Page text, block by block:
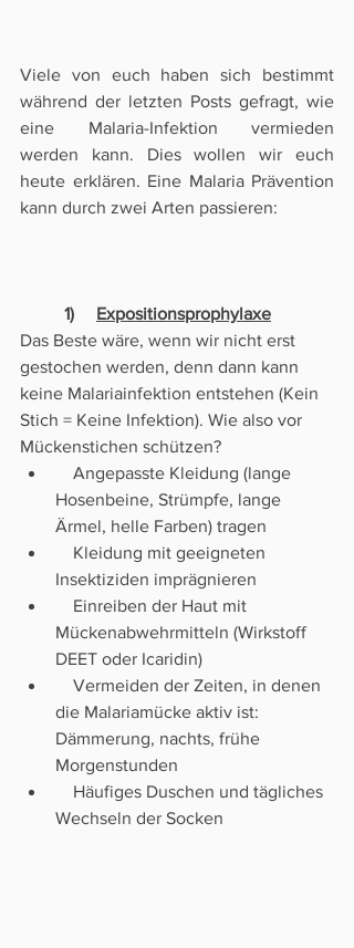
Viele von euch haben sich bestimmt
während der letzten Posts gefragt, wie
eine Malaria-Infektion vermieden
werden kann. Dies wollen wir euch
heute erklären. Eine Malaria Prävention
kann durch zwei Arten passieren:
	1)
Expositionsprophylaxe
Das Beste wäre, wenn wir nicht erst
gestochen werden, denn dann kann
keine Malariainfektion entstehen (Kein
Stich = Keine Infektion). Wie also vor
Mückenstichen schützen?
Hosenbeine, Strümpfe, lange
Ärmel, helle Farben) tragen
Insektiziden imprägnieren
Mückenabwehrmitteln (Wirkstoff
DEET oder Icaridin)
die Malariamücke aktiv ist:
Dämmerung, nachts, frühe
Morgenstunden
Wechseln der Socken